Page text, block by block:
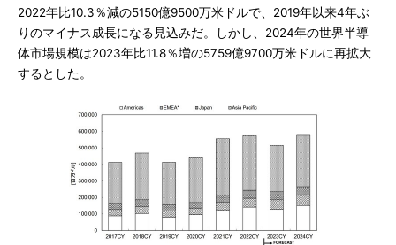
2022年比10.3％減の5150億9500万米ドルで、2019年以来4年ぶ
りのマイナス成長になる見込みだ。しかし、2024年の世界半導
体市場規模は2023年比11.8％増の5759億9700万米ドルに再拡大
するとした。